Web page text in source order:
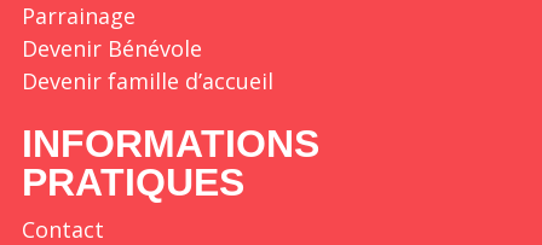
Parrainage
Devenir Bénévole
Devenir famille d’accueil
INFORMATIONS
PRATIQUES
Contact